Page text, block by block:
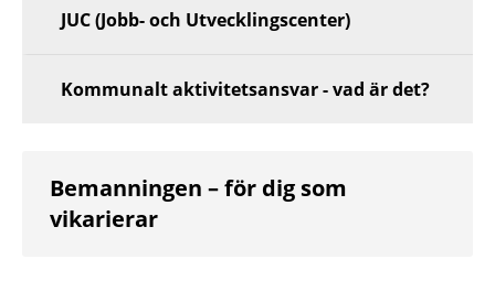
JUC (Jobb- och Utvecklingscenter)
Kommunalt aktivitetsansvar - vad är det?
Bemanningen – för dig som
vikarierar